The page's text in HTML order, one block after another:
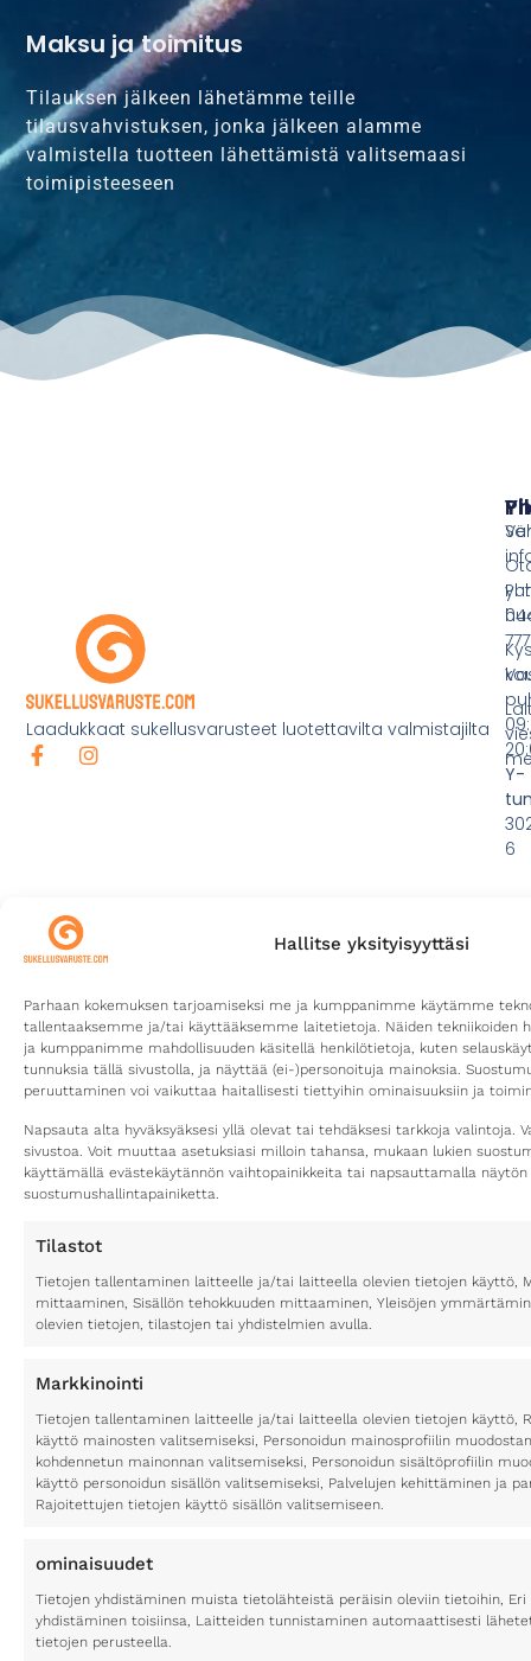
Hallitse yksityisyyttäsi
Parhaan kokemuksen tarjoamiseksi me ja kumppanimme käytämme
tallentaaksemme ja/tai käyttääksemme laitetietoja. Näiden tekniikoiden
ja kumppanimme mahdollisuuden käsitellä henkilötietoja, kuten
tunnuksia tällä sivustolla, ja näyttää (ei-)personoituja mainoksia.
peruuttaminen voi vaikuttaa haitallisesti tiettyihin ominaisuuksiin ja
Napsauta alta hyväksyäksesi yllä olevat tai tehdäksesi tarkkoja valintoja.
sivustoa. Voit muuttaa asetuksiasi milloin tahansa, mukaan lukien
käyttämällä evästekäytännön vaihtopainikkeita tai napsauttamalla näytön
suostumushallintapainiketta.
Tilastot
Tietojen tallentaminen laitteelle ja/tai laitteella olevien tietojen käyttö,
mittaaminen, Sisällön tehokkuuden mittaaminen, Yleisöjen
olevien tietojen, tilastojen tai yhdistelmien avulla.
Markkinointi
Tietojen tallentaminen laitteelle ja/tai laitteella olevien tietojen käyttö,
käyttö mainosten valitsemiseksi, Personoidun mainosprofiilin
kohdennetun mainonnan valitsemiseksi, Personoidun sisältöprofiilin
käyttö personoidun sisällön valitsemiseksi, Palvelujen kehittäminen ja
Rajoitettujen tietojen käyttö sisällön valitsemiseen.
ominaisuudet
Tietojen yhdistäminen muista tietolähteistä peräisin oleviin tietoihin,
yhdistäminen toisiinsa, Laitteiden tunnistaminen automaattisesti
tietojen perusteella.
Maksu ja toimitus
Tilauksen jälkeen lähetämme teille
tilausvahvistuksen, jonka jälkeen alamme
valmistella tuotteen lähettämistä valitsemaasi
toimipisteeseen
Laadukkaat sukellusvarusteet luotettavilta valmistajilta
Y-
6
©2026
Sukellusvaruste.com
TietosuojaselosteToimitusehdotKotisivut yritykselle
Digitoimisto CURU